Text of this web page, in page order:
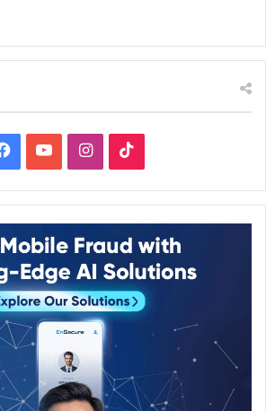
Facebook
YouTubeInstagram